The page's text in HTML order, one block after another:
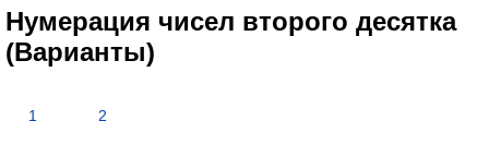
Нумерация чисел второго десятка
(Варианты)
1 2